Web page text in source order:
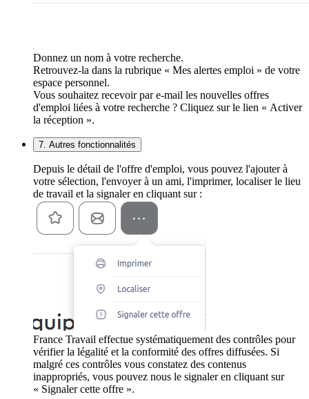
Donnez un nom à votre recherche.
Retrouvez-la dans la rubrique « Mes alertes emploi » de votre
espace personnel.
Vous souhaitez recevoir par e-mail les nouvelles offres
d'emploi liées à votre recherche ? Cliquez sur le lien « Activer
la réception ».
7. Autres fonctionnalités
Depuis le détail de l'offre d'emploi, vous pouvez l'ajouter à
votre sélection, l'envoyer à un ami, l'imprimer, localiser le lieu
de travail et la signaler en cliquant sur :
France Travail effectue systématiquement des contrôles pour
vérifier la légalité et la conformité des offres diffusées. Si
malgré ces contrôles vous constatez des contenus
inappropriés, vous pouvez nous le signaler en cliquant sur
« Signaler cette offre ».